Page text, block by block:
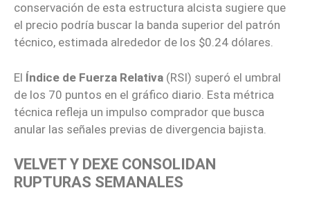
conservación de esta estructura alcista sugiere que
el precio podría buscar la banda superior del patrón
técnico, estimada alrededor de los $0.24 dólares.
El Índice de Fuerza Relativa (RSI) superó el umbral
de los 70 puntos en el gráfico diario. Esta métrica
técnica refleja un impulso comprador que busca
anular las señales previas de divergencia bajista.
VELVET Y DEXE CONSOLIDAN
RUPTURAS SEMANALES